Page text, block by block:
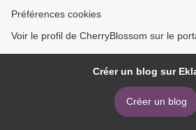
Préférences cookies
Voir le profil de CherryBlossom sur le
Créer un blog sur
Créer un blog